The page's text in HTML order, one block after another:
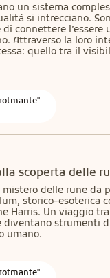
un sistema
si intrecciano.
di connettere
Attraverso la loro
quello tra il
scoperta delle
mistero delle rune da
storico-esoterica
Harris. Un viaggio
diventano strumenti
umano.